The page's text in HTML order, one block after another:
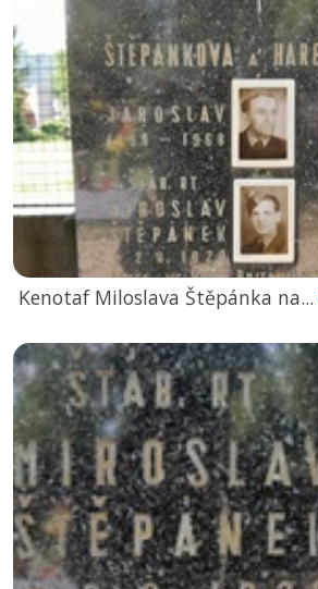
Kenotaf Miloslava Štěpánka na...